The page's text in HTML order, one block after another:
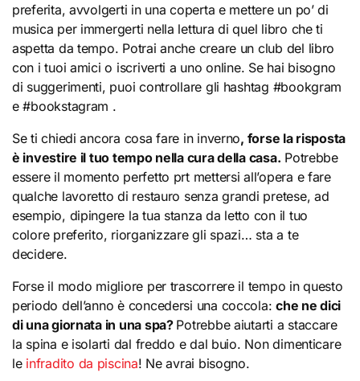
preferita, avvolgerti in una coperta e mettere un po’ di
musica per immergerti nella lettura di quel libro che ti
aspetta da tempo. Potrai anche creare un club del libro
con i tuoi amici o iscriverti a uno online. Se hai bisogno
di suggerimenti, puoi controllare gli hashtag #bookgram
e #bookstagram .
Se ti chiedi ancora cosa fare in inverno, forse la risposta
è investire il tuo tempo nella cura della casa. Potrebbe
essere il momento perfetto prt mettersi all’opera e fare
qualche lavoretto di restauro senza grandi pretese, ad
esempio, dipingere la tua stanza da letto con il tuo
colore preferito, riorganizzare gli spazi… sta a te
decidere.
Forse il modo migliore per trascorrere il tempo in questo
periodo dell’anno è concedersi una coccola:che ne dici
di una giornata in una spa? Potrebbe aiutarti a staccare
la spina e isolarti dal freddo e dal buio. Non dimenticare
le infradito da piscina! Ne avrai bisogno.